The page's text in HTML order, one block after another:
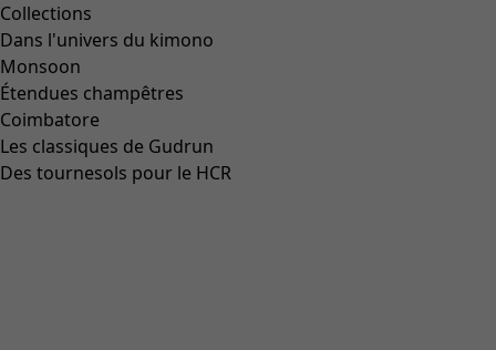
Collections
Dans l'univers du kimono
Monsoon
Étendues champêtres
Coimbatore
Les classiques de Gudrun
Des tournesols pour le HCR